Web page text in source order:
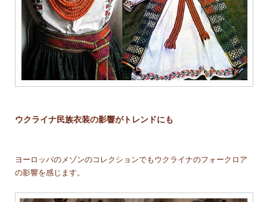
ウクライナ民族衣装の影響がトレンドにも
ヨーロッパのメゾンのコレクションでもウクライナのフォークロア
の影響を感じます。